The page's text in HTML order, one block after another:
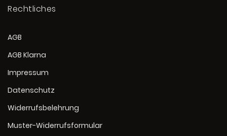
Rechtliches
AGB
AGB Klarna
Impressum
Datenschutz
Widerrufsbelehrung
Muster-Widerrufsformular